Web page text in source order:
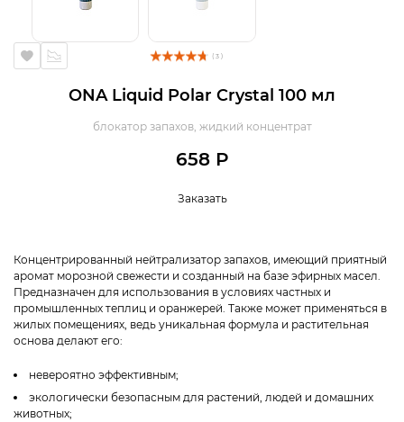
( 3 )
ONA Liquid Polar Crystal 100 мл
блокатор запахов, жидкий концентрат
658 Р
Заказать
Концентрированный нейтрализатор запахов, имеющий приятный
аромат морозной свежести и созданный на базе эфирных масел.
Предназначен для использования в условиях частных и
промышленных теплиц и оранжерей. Также может применяться в
жилых помещениях, ведь уникальная формула и растительная
основа делают его:
невероятно эффективным;
экологически безопасным для растений, людей и домашних
животных;